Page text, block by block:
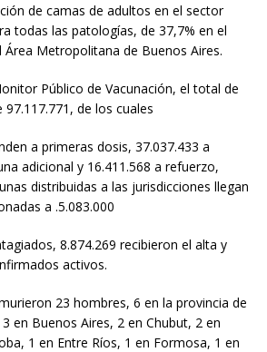
de camas de adultos en el sector
todas las patologías, de 37,7% en el
Área Metropolitana de Buenos Aires.
Público de Vacunación, el total de
de los cuales
a primeras dosis, 37.037.433 a
adicional y 16.411.568 a refuerzo,
distribuidas a las jurisdicciones llegan
a .5.083.000
8.874.269 recibieron el alta y
activos.
23 hombres, 6 en la provincia de
en Buenos Aires, 2 en Chubut, 2 en
1 en Entre Ríos, 1 en Formosa, 1 en